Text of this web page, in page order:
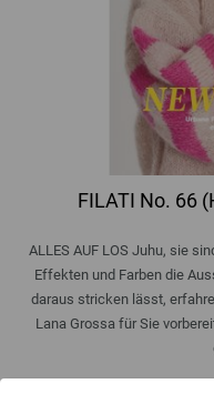
FILATI No. 66
ALLES AUF LOS Juhu, sie
Effekten und Farben die
daraus stricken lässt,
Lana Grossa für Sie